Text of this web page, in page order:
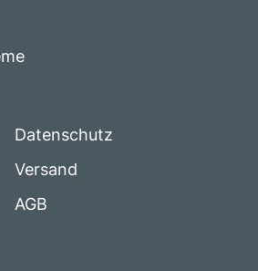
Datenschutz
Versand
AGB